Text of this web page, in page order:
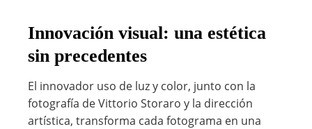
Innovación visual: una estética
sin precedentes
El innovador uso de luz y color, junto con la
fotografía de Vittorio Storaro y la dirección
artística, transforma cada fotograma en una